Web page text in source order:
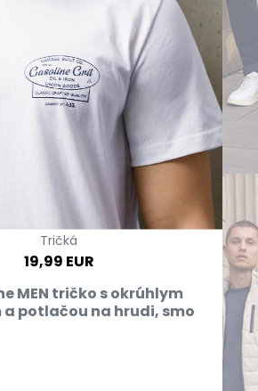
Tričká
19,99 EUR
MEN tričko s okrúhlym
potlačou na hrudi, smo